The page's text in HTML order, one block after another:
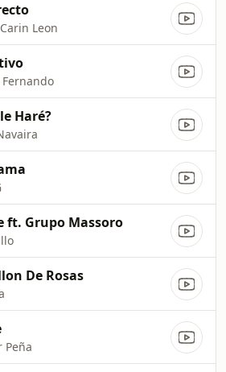
Leon
Haré?
ft. Grupo Massoro
De Rosas
Peña